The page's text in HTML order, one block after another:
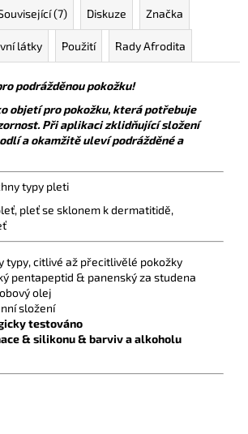
(7) Diskuze Značka
látky Použití Rady Afrodita
podrážděnou pokožku!
objetí pro pokožku, která potřebuje
Při aplikaci zklidňující složení
a okamžitě uleví podrážděné a
typy pleti
pleť se sklonem k dermatitidě,
typy, citlivé až přecitlivělé pokožky
pentapeptid & panenský za studena
olej
složení
testováno
& silikonu & barviv a alkoholu